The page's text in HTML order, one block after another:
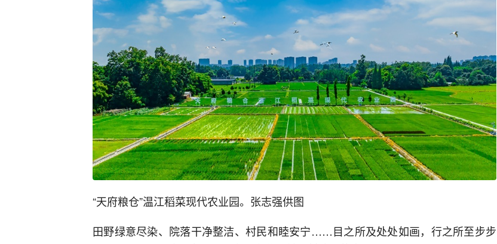
“天府粮仓”温江稻菜现代农业园。张志强供图
田野绿意尽染、院落干净整洁、村民和睦安宁……目之所及处处如画，行之所至步步